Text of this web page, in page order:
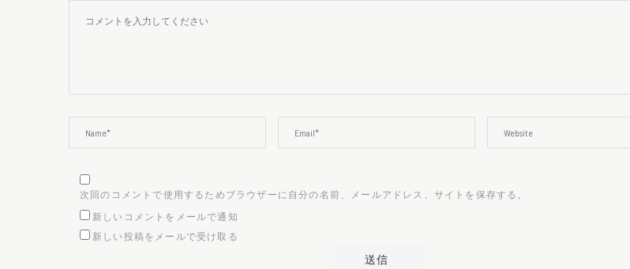
次回のコメントで使用するためブラウザーに自分の名前、メールアドレス、サイトを保存する。
新しいコメントをメールで通知
新しい投稿をメールで受け取る